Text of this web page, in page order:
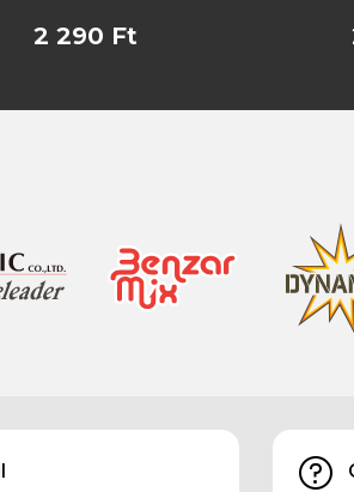
2 290 Ft